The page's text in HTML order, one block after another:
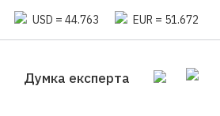
USD = 44.763 EUR = 51.672
Думка експерта